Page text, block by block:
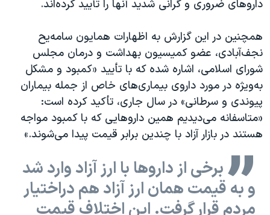
داروهای ضروری و گرانی شدید آنها را تأیید کرده‌اند.
همچنین در این گزارش به اظهارات همایون سامه‌یح
نجف‌آبادی، عضو کمیسیون بهداشت و درمان مجلس
شورای اسلامی، اشاره شده که با تأیید «کمبود و مشکل
به‌ویژه در مورد داروی بیماری‌های خاص از جمله بیماران
پیوندی و سرطانی» در سال جاری، تأکید کرده است:
«متاسفانه می‌دیدیم همین داروهایی که با کمبود مواجه
هستند در بازار آزاد با چندین برابر قیمت پیدا می‌شوند.»
برخی از داروها با ارز آزاد وارد شد
و به قیمت همان ارز آزاد هم دراختیار
مردم قرار گرفت. این اختلاف قیمت